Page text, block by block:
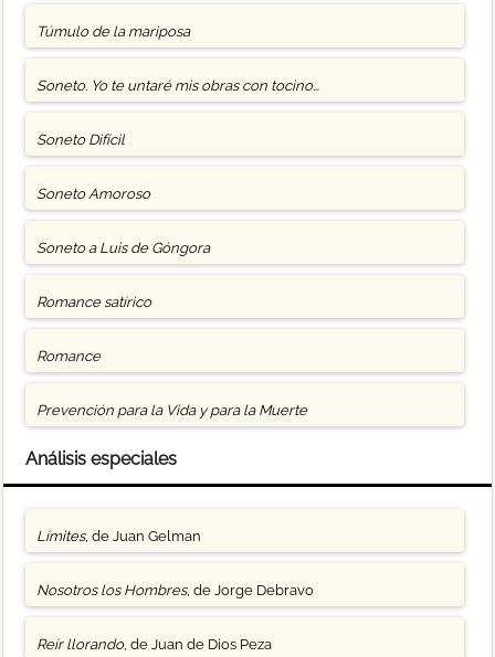
Túmulo de la mariposa
Soneto. Yo te untaré mis obras con tocino…
Soneto Difícil
Soneto Amoroso
Soneto a Luis de Góngora
Romance satírico
Romance
Prevención para la Vida y para la Muerte
Análisis especiales
Límites, de Juan Gelman
Nosotros los Hombres, de Jorge Debravo
Reír llorando, de Juan de Dios Peza